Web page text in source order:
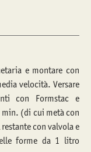
e montare con
velocità. Versare
con Formstac e
min. (di cui metà con
con valvola e
forme da 1 litro